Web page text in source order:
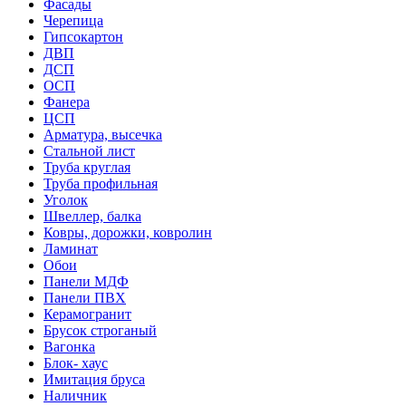
Фасады
Черепица
Гипсокартон
ДВП
ДСП
ОСП
Фанера
ЦСП
Арматура, высечка
Стальной лист
Труба круглая
Труба профильная
Уголок
Швеллер, балка
Ковры, дорожки, ковролин
Ламинат
Обои
Панели МДФ
Панели ПВХ
Керамогранит
Брусок строганый
Вагонка
Блок- хаус
Имитация бруса
Наличник